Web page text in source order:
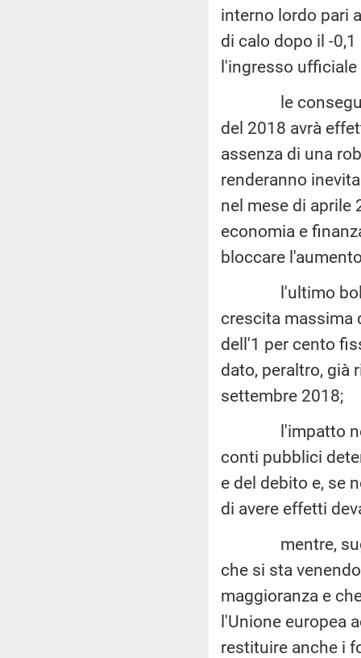
interno lordo pari
di calo dopo il -
l'ingresso
le
del 2018 avrà
assenza di una
renderanno
nel mese di aprile
economia e
bloccare
l'ultimo
crescita massima
dell'1 per cento
dato, peraltro, già
settembre 2018;
l'impatto
conti pubblici
e del debito e, se
di avere effetti
mentre, sugli
che si sta
maggioranza e
l'Unione europea
restituire anche i